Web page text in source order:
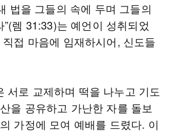
법을 그들의 속에 두며 그들의
렘 31:33)는 예언이 성취되었
접 마음에 임재하시어, 신도들
서로 교제하며 떡을 나누고 기도
을 공유하고 가난한 자를 돌보
가정에 모여 예배를 드렸다. 이